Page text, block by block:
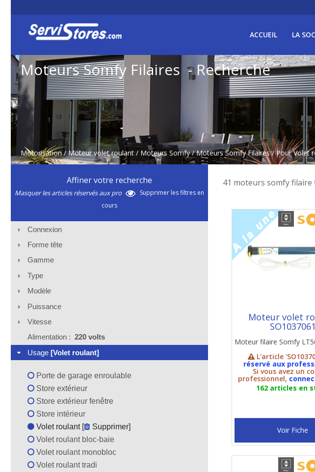
ACCUEIL LA
Moteurs Somfy Filaires - Recherche
Motorisation /Moteur volet roulant / Moteurs Somfy /Moteurs Somfy Filaires / Pour Volet
Affiner votre recherche
Masquer les articles réservés aux pro
Supprimer les filtres en
cours
Connexion
Forme tête
Gamme
Type
Modèle
Puissance
Vitesse
Alimentation : 220 volts
Usage [Volet roulant]
Porte de garage enroulable
Store extérieur
Store extérieur fenêtre
Store intérieur
Volet roulant [
Supprimer]
Volet roulant bloc-baie
Volet roulant monobloc
Volet roulant tradi
41 moteurs somfy
Moteur volet
SO1037061
Moteur filaire Somfy
L'article
réservé aux
Si vous avez un
professionnel,
162 articles en
Voir Fiche